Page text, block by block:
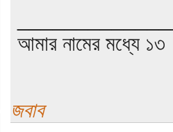
আমার নামের মধ্যে ১৩
জবাব